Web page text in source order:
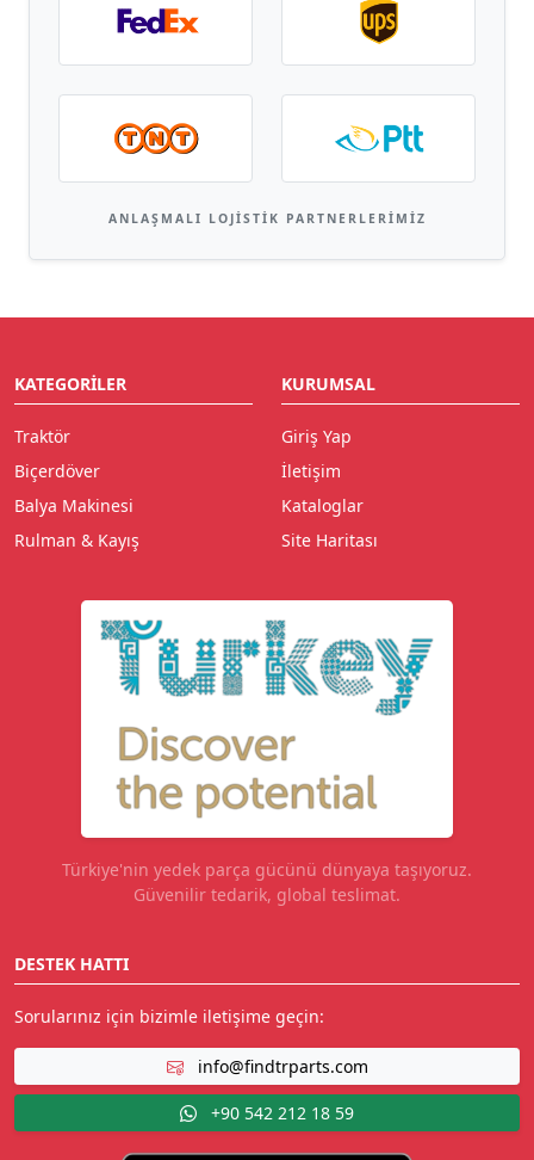
ANLAŞMALI LOJISTIK PARTNERLERIMIZ
KATEGORILER
Traktör
Biçerdöver
Balya Makinesi
Rulman & Kayış
KURUMSAL
Giriş Yap
İletişim
Kataloglar
Site Haritası
Türkiye'nin yedek parça gücünü dünyaya taşıyoruz.
Güvenilir tedarik, global teslimat.
DESTEK HATTI
Sorularınız için bizimle iletişime geçin:
info@findtrparts.com
+90 542 212 18 59